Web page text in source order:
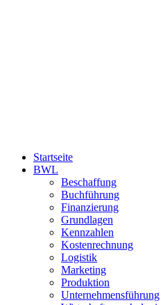
Startseite
BWL
Beschaffung
Buchführung
Finanzierung
Grundlagen
Kennzahlen
Kostenrechnung
Logistik
Marketing
Produktion
Unternehmensführung